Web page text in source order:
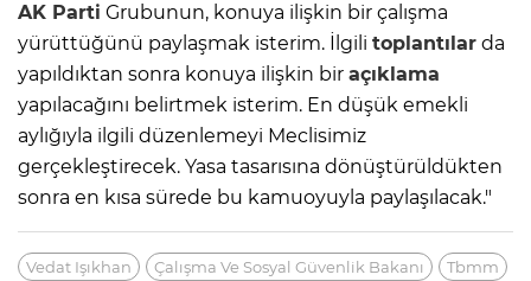
AK Parti Grubunun, konuya ilişkin bir çalışma
yürüttüğünü paylaşmak isterim. İlgili toplantılar da
yapıldıktan sonra konuya ilişkin bir açıklama
yapılacağını belirtmek isterim. En düşük emekli
aylığıyla ilgili düzenlemeyi Meclisimiz
gerçekleştirecek. Yasa tasarısına dönüştürüldükten
sonra en kısa sürede bu kamuoyuyla paylaşılacak."
Vedat Işıkhan Çalışma Ve Sosyal Güvenlik Bakanı
Tbmm